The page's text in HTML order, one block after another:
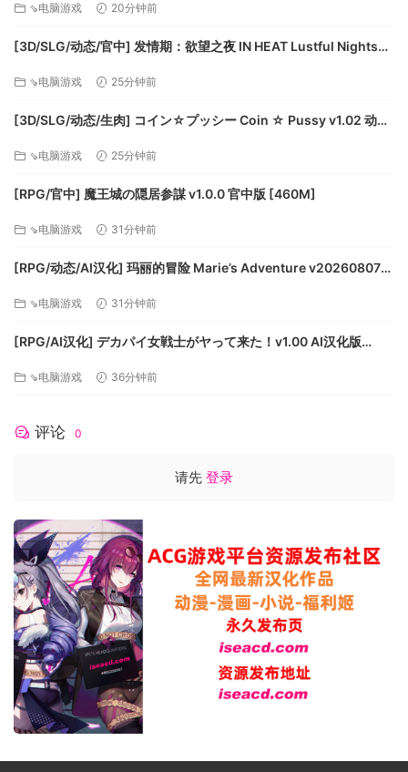
⇘电脑游戏 20分钟前
[3D/SLG/动态/官中] 发情期：欲望之夜 IN HEAT Lustful Nights
⇘电脑游戏 25分钟前
[3D/SLG/动态/生肉] コイン☆プッシー Coin ☆ Pussy v1.02 动态
⇘电脑游戏 25分钟前
[RPG/官中] 魔王城の隠居参謀 v1.0.0 官中版 [460M]
⇘电脑游戏 31分钟前
[RPG/动态/AI汉化] 玛丽的冒险 Marie’s Adventure v20260807
⇘电脑游戏 31分钟前
[RPG/AI汉化] デカパイ女戦士がヤって来た！v1.00 AI汉化版
⇘电脑游戏 36分钟前
评论 0
请先 登录